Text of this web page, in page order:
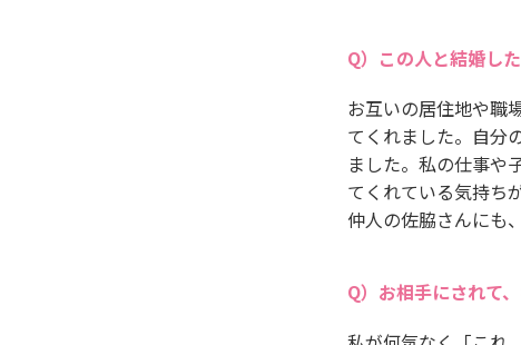
この人と結婚し
お互いの居住地や職
てくれました。自分
ました。私の仕事や
てくれている気持ち
仲人の佐脇さんにも
お相手にされて